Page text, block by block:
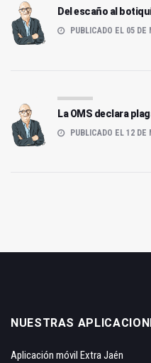
Del escaño al
PUBLICADO EL 05 DE
La OMS declara
PUBLICADO EL 12 DE
NUESTRAS
Aplicación móvil Extra Jaén